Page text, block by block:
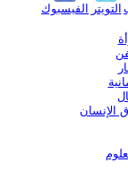
الفيسبوك التويتر
الإنسان